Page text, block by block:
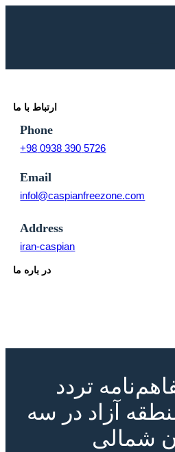
ارتباط با ما
Phone
5726 390 0938 98+
Email
infol@caspianfreezone.com
Address
iran-caspian
در باره ما
تردد
آزاد در سه
شمالی